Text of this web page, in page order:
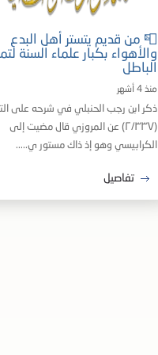
📮 من قديم يتستر أهل البدع
والأهواء بكبار علماء السنة
الباطل
منذ 4 أشهر
ذكر ابن رجب الحنبلي في شرحه على
(٢/٣٣٧) عن المروزي قال مضيت إلى
الكرابيسي وهو إذ ذاك مستور ي.....
تفاصيل